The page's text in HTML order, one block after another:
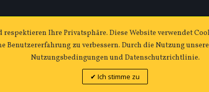
Ihre Privatsphäre. Diese Website verwendet
Benutzererfahrung zu verbessern. Durch die Nutzung
Nutzungsbedingungen und Datenschutzrichtlinie.
Ich stimme zu